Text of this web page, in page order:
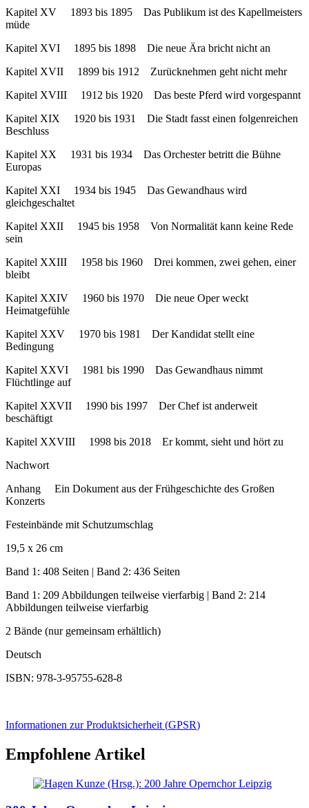
Kapitel XV 1893 bis 1895 Das Publikum ist des Kapellmeisters
müde
Kapitel XVI 1895 bis 1898 Die neue Ära bricht nicht an
Kapitel XVII 1899 bis 1912 Zurücknehmen geht nicht mehr
Kapitel XVIII 1912 bis 1920 Das beste Pferd wird vorgespannt
Kapitel XIX 1920 bis 1931 Die Stadt fasst einen folgenreichen
Beschluss
Kapitel XX 1931 bis 1934 Das Orchester betritt die Bühne
Europas
Kapitel XXI 1934 bis 1945 Das Gewandhaus wird
gleichgeschaltet
Kapitel XXII 1945 bis 1958 Von Normalität kann keine Rede
sein
Kapitel XXIII 1958 bis 1960 Drei kommen, zwei gehen, einer
bleibt
Kapitel XXIV 1960 bis 1970 Die neue Oper weckt
Heimatgefühle
Kapitel XXV 1970 bis 1981 Der Kandidat stellt eine
Bedingung
Kapitel XXVI 1981 bis 1990 Das Gewandhaus nimmt
Flüchtlinge auf
Kapitel XXVII 1990 bis 1997 Der Chef ist anderweit
beschäftigt
Kapitel XXVIII 1998 bis 2018 Er kommt, sieht und hört zu
Nachwort
Anhang Ein Dokument aus der Frühgeschichte des Großen
Konzerts
Festeinbände mit Schutzumschlag
19,5 x 26 cm
Band 1: 408 Seiten | Band 2: 436 Seiten
Band 1: 209 Abbildungen teilweise vierfarbig | Band 2: 214
Abbildungen teilweise vierfarbig
2 Bände (nur gemeinsam erhältlich)
Deutsch
ISBN: 978-3-95755-628-8
Informationen zur Produktsicherheit (GPSR)
Empfohlene Artikel